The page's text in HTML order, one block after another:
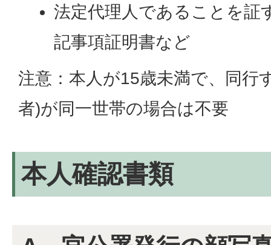
法定代理人であることを証
記事項証明書など
注意：本人が15歳未満で、同行
者)が同一世帯の場合は不要
本人確認書類